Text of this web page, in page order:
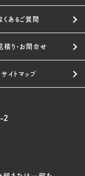
くあるご質問
積り・お問合せ
サイトマップ
2